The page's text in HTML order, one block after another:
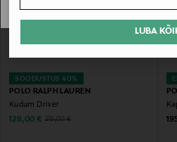
LUBA
SOODUSTUS 40%
POLO RALPH LAUREN
Kudum Driver
Discounted Price
129,00 € Original Price
215,00 €